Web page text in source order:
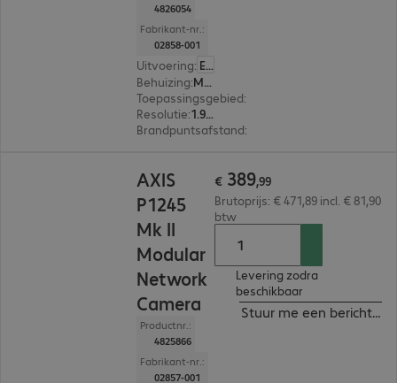
4826054
Fabrikant-nr.:
02858-001
Uitvoering: Europa
Behuizing:
Modulair camerasysteem
Toepassingsgebied:
Resolutie:
1.920 x 1.080
Brandpuntsafstand:
AXIS
P1245
Mk II
Modular
Network
Camera
Productnr.:
4825866
Fabrikant-nr.:
02857-001
€ 389,99
Brutoprijs: € 471,89 incl. € 81,90
btw
Levering zodra
beschikbaar
Stuur me een bericht